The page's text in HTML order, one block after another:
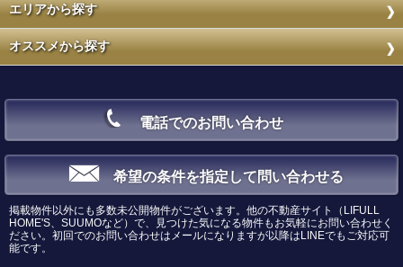
エリアから探す
オススメから探す
電話でのお問い合わせ
希望の条件を指定して問い合わせる
掲載物件以外にも多数未公開物件がございます。他の不動産サイト（LIFULL
HOME'S、SUUMOなど）で、見つけた気になる物件もお気軽にお問い合わせく
ださい。初回でのお問い合わせはメールになりますが以降はLINEでもご対応可
能です。